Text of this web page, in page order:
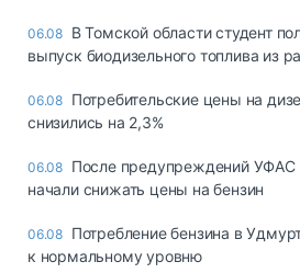
06.08 В Томской области студент
выпуск биодизельного топлива из
06.08 Потребительские цены на
снизились на 2,3%
06.08 После предупреждений УФАС
начали снижать цены на бензин
06.08 Потребление бензина в
к нормальному уровню